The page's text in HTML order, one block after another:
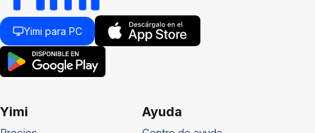
Yimi para PC
Yimi Ayuda